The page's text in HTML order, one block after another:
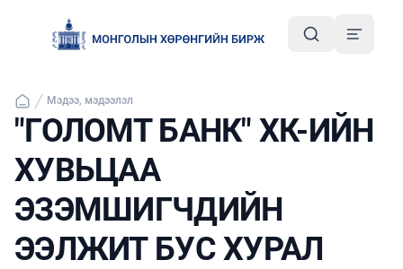
Мэдээ, мэдээлэл
"ГОЛОМТ БАНК" ХК-ИЙН
ХУВЬЦАА
ЭЗЭМШИГЧДИЙН
ЭЭЛЖИТ БУС ХУРАЛ